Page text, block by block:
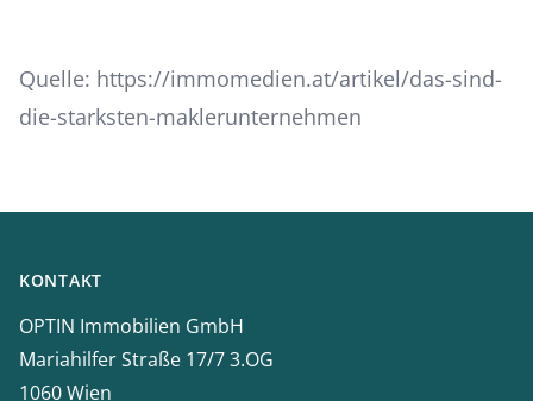
Quelle: https://immomedien.at/artikel/das-sind-
die-starksten-maklerunternehmen
KONTAKT
OPTIN Immobilien GmbH
Mariahilfer Straße 17/7 3.OG
1060 Wien